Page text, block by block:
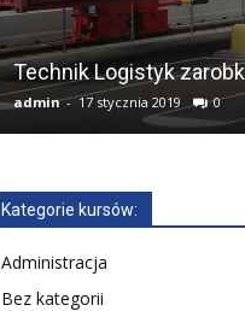
Technik Logistyk
admin - 17 stycznia 2019 0
Kategorie kursów:
Administracja
Bez kategorii